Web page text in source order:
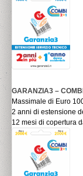
GARANZIA3 –
Massimale di Euro
2 anni di estensione
12 mesi di copertura